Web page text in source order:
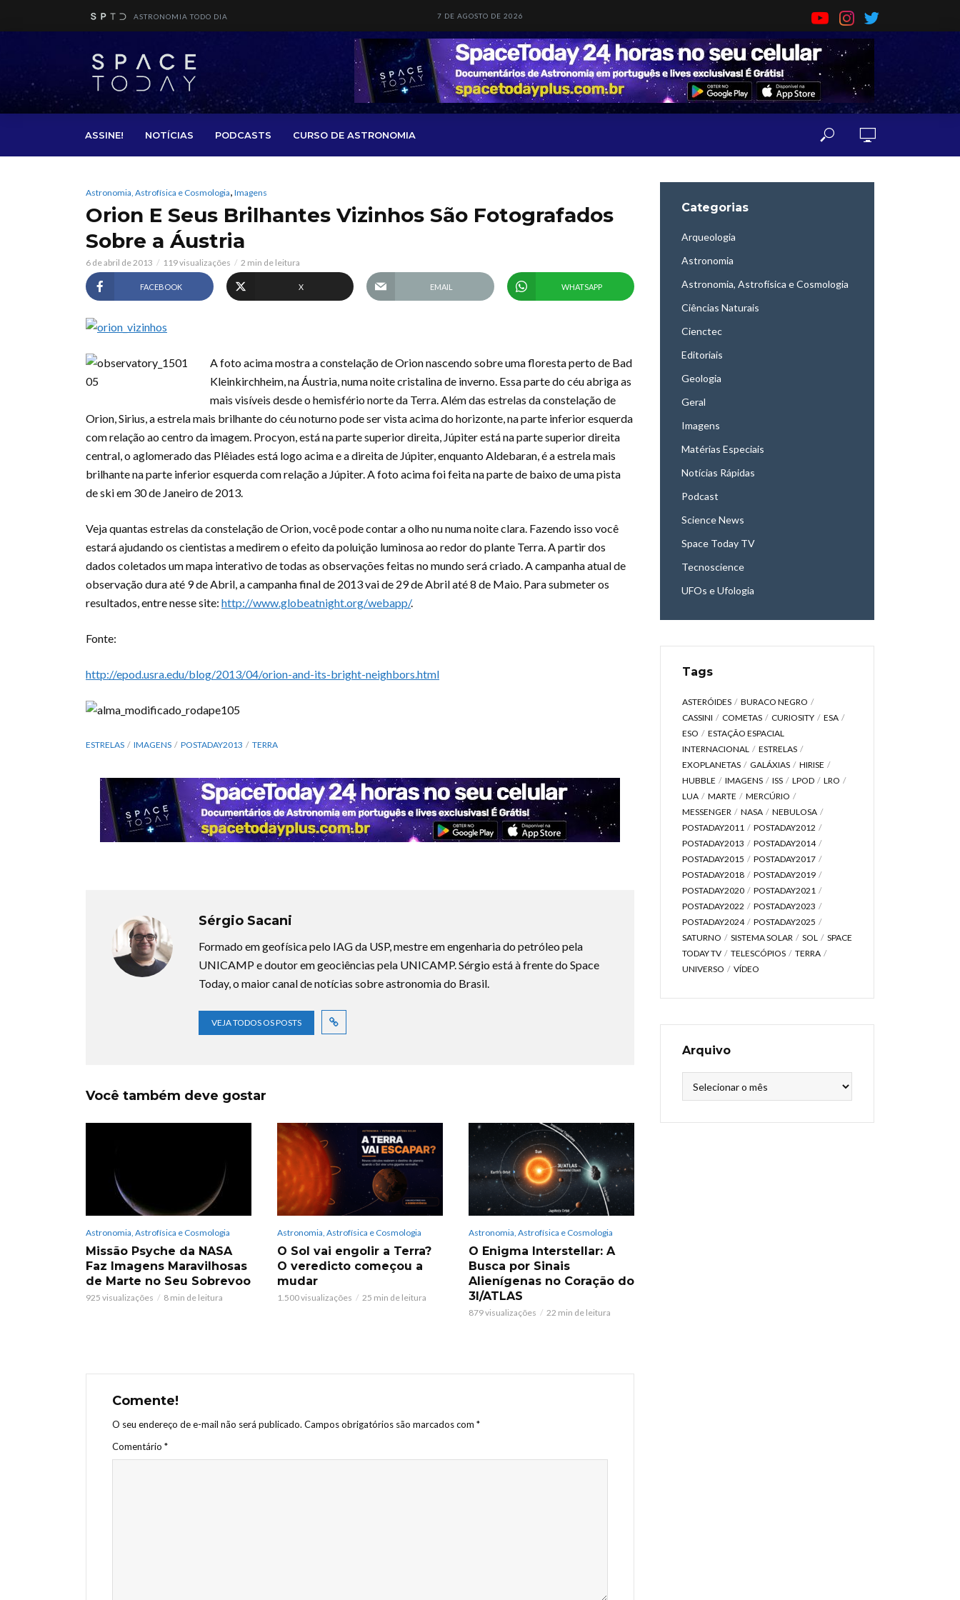
ASTRONOMIA TODO DIA 7 DE AGOSTO DE 2026
ASSINE! NOTÍCIAS PODCASTS CURSO DE ASTRONOMIA
Astronomia, Astrofísica e Cosmologia, Imagens
Orion E Seus Brilhantes Vizinhos São Fotografados
Sobre a Áustria
6 de abril de 2013 119 visualizações 2 min de leitura
FACEBOOK X EMAIL WHATSAPP
A foto acima mostra a constelação de Orion nascendo sobre uma floresta perto de Bad
Kleinkirchheim, na Áustria, numa noite cristalina de inverno. Essa parte do céu abriga as
mais visíveis desde o hemisfério norte da Terra. Além das estrelas da constelação de
Orion, Sirius, a estrela mais brilhante do céu noturno pode ser vista acima do horizonte, na parte inferior esquerda
com relação ao centro da imagem. Procyon, está na parte superior direita, Júpiter está na parte superior direita
central, o aglomerado das Plêiades está logo acima e a direita de Júpiter, enquanto Aldebaran, é a estrela mais
brilhante na parte inferior esquerda com relação a Júpiter. A foto acima foi feita na parte de baixo de uma pista
de ski em 30 de Janeiro de 2013.
Veja quantas estrelas da constelação de Orion, você pode contar a olho nu numa noite clara. Fazendo isso você
estará ajudando os cientistas a medirem o efeito da poluição luminosa ao redor do plante Terra. A partir dos
dados coletados um mapa interativo de todas as observações feitas no mundo será criado. A campanha atual de
observação dura até 9 de Abril, a campanha final de 2013 vai de 29 de Abril até 8 de Maio. Para submeter os
resultados, entre nesse site: http://www.globeatnight.org/webapp/.
Fonte:
http://epod.usra.edu/blog/2013/04/orion-and-its-bright-neighbors.html
ESTRELAS IMAGENS POSTADAY2013 TERRA
Sérgio Sacani
Formado em geofísica pelo IAG da USP, mestre em engenharia do petróleo pela
UNICAMP e doutor em geociências pela UNICAMP. Sérgio está à frente do Space
Today, o maior canal de notícias sobre astronomia do Brasil.
VEJA TODOS OS POSTS
Você também deve gostar
Astronomia, Astrofísica e Cosmologia
Missão Psyche da NASA
Faz Imagens Maravilhosas
de Marte no Seu Sobrevoo
925 visualizações 8 min de leitura
Astronomia, Astrofísica e Cosmologia
O Sol vai engolir a Terra?
O veredicto começou a
mudar
1.500 visualizações 25 min de leitura
Astronomia, Astrofísica e Cosmologia
O Enigma Interstellar: A
Busca por Sinais
Alienígenas no Coração do
3I/ATLAS
879 visualizações 22 min de leitura
Comente!
O seu endereço de e-mail não será publicado. Campos obrigatórios são marcados com *
Comentário *
Categorias
Arqueologia
Astronomia
Astronomia, Astrofísica e Cosmologia
Ciências Naturais
Cienctec
Editoriais
Geologia
Geral
Imagens
Matérias Especiais
Notícias Rápidas
Podcast
Science News
Space Today TV
Tecnoscience
UFOs e Ufologia
Tags
ASTERÓIDES
BURACO NEGRO
CASSINI
COMETAS CURIOSITY
ESA
ESO
ESTAÇÃO ESPACIAL
INTERNACIONAL
ESTRELAS
EXOPLANETAS
GALÁXIAS
HIRISE
HUBBLE
IMAGENS ISS LPOD
LRO
LUA
MARTE
MERCÚRIO
MESSENGER
NASA
NEBULOSA
POSTADAY2011
POSTADAY2012
POSTADAY2013
POSTADAY2014
POSTADAY2015
POSTADAY2017
POSTADAY2018
POSTADAY2019
POSTADAY2020
POSTADAY2021
POSTADAY2022
POSTADAY2023
POSTADAY2024
POSTADAY2025
SATURNO
SISTEMA SOLAR SOL
SPACE
TODAY TV
TELESCÓPIOS
TERRA
UNIVERSO
VÍDEO
Arquivo